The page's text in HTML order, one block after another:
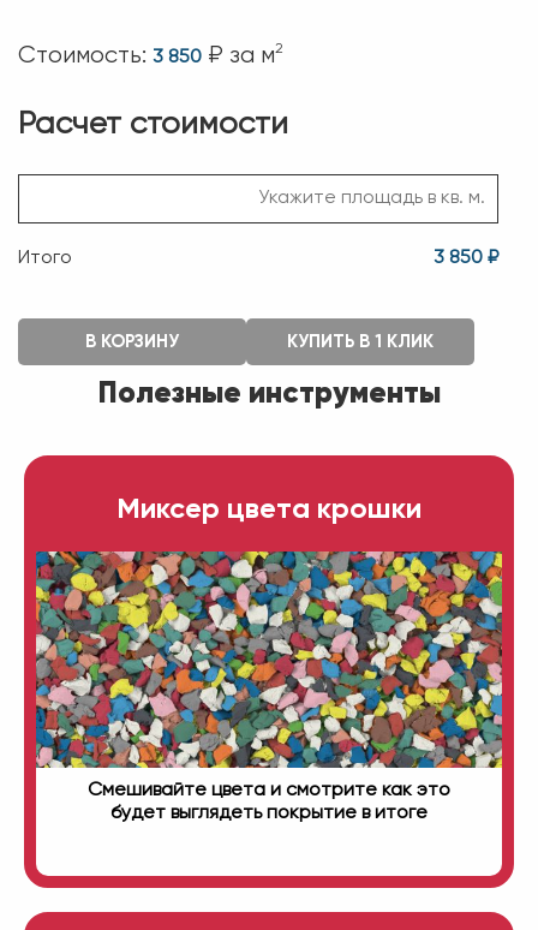
Стоимость: 3 850 ₽ за м2
Расчет стоимости
Итого 3 850 ₽
В КОРЗИНУ КУПИТЬ В 1 КЛИК
Полезные инструменты
Миксер цвета крошки
Смешивайте цвета и смотрите как это
будет выглядеть покрытие в итоге